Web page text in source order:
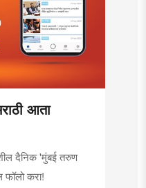
a modern role
compatible with
and tradition.
for the new era,
Maharashtra
आता
दैनिक 'मुंबई तरुण
करा!